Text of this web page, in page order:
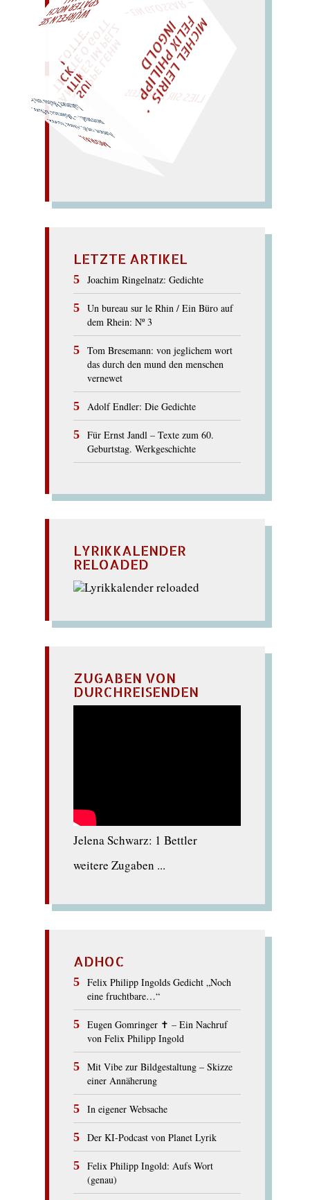
EZ
T
"
MORAL
A
mor oral; ohne Aroma:
nor
mal. –
Malraux in Rom:
lahmer Mohr am Arm. M
I
C
H
E
L
L
E
I
R
I
S
・
F
E
L
I
X
P
H
I
L
I
P
P
I
N
G
O
L
D
LIES SIR LEIRIS LEIS
AL!
LETZTE ARTIKEL
Joachim Ringelnatz: Gedichte
Un bureau sur le Rhin / Ein Büro auf
dem Rhein: Nº 3
Tom Bresemann: von jeglichem wort
das durch den mund den menschen
vernewet
Adolf Endler: Die Gedichte
Für Ernst Jandl – Texte zum 60.
Geburtstag. Werkgeschichte
LYRIKKALENDER
RELOADED
ZUGABEN VON
DURCHREISENDEN
Jelena Schwarz: 1 Bettler
weitere Zugaben ...
ADHOC
Felix Philipp Ingolds Gedicht „Noch
eine fruchtbare…“
Eugen Gomringer ✝︎ – Ein Nachruf
von Felix Philipp Ingold
Mit Vibe zur Bildgestaltung – Skizze
einer Annäherung
In eigener Websache
Der KI-Podcast von Planet Lyrik
Felix Philipp Ingold: Aufs Wort
(genau)